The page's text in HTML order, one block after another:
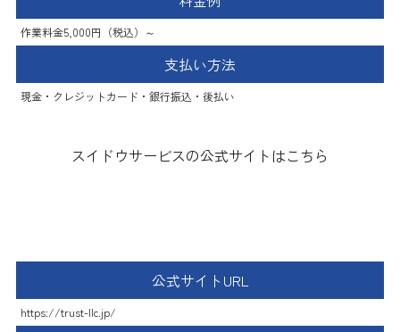
作業料金5,000円（税込）～
支払い方法
現金・クレジットカード・銀行振込・後払い
スイドウサービスの公式サイトはこちら
公式サイトURL
https://trust-llc.jp/